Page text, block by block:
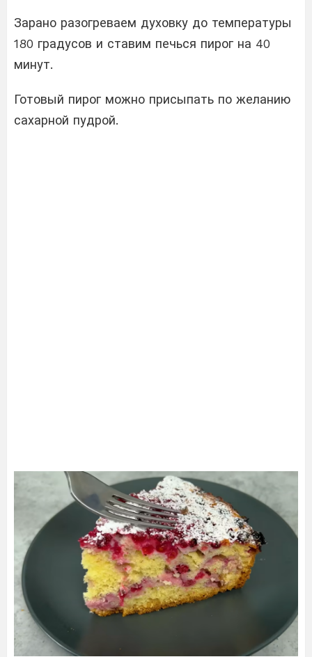
Зарано разогреваем духовку до температуры
180 градусов и ставим печься пирог на 40
минут.
Готовый пирог можно присыпать по желанию
сахарной пудрой.